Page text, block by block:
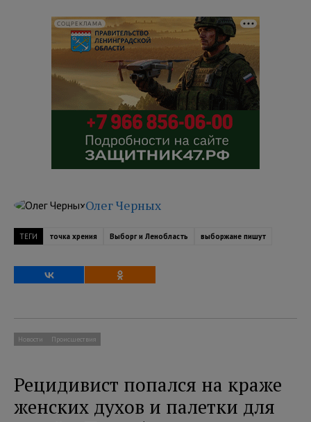
СОЦРЕКЛАМА
Олег Черных
ТЕГИ точка хрения Выборг и Ленобласть выборжане пишут
Новости Происшествия
Рецидивист попался на краже
женских духов и палетки для